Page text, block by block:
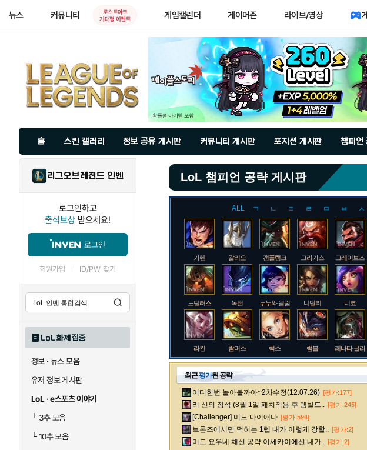
뉴스 커뮤니티
로스트아크
기대평 이벤트
게임캘린더 게이머존 라이브/영상
홈 스킨 갤러리 정보 공유 게시판 커뮤니티 게시판 포지션 게시판 챔피언
리그오브레전드 인벤
로그인하고
출석보상 받으세요!
로그인
회원가입 ID/PW 찾기
LoL 화제 집중
정보 · 뉴스 모음
유저 정보 게시판
LoL · e스포츠 이야기
└3추 모음
└10추 모음
LoL 챔피언 공략 게시판
ALL ㄱ ㄴ ㄷ ㄹ ㅁ ㅂ ㅅ
가렌 갈리오 갱플랭크 그라가스 그레이브즈
노틸러스 녹턴 누누와 윌럼프 니달리 니코
라칸 람머스 럭스 럼블 레나타 글라
로크 루시안 룰루 르블랑 리 신
말자하 말파이트 멜 모데카이저 모르가나
최근평가된 공략
어디한번 놀아볼까아~2차수정(12.07.26) [평가:177]
리 신의 정석 (8월 1일 패치적용 후 템빌드.. [평가:245]
[Challenger] 미드 다이애나 [평가:594]
브론즈에서만 먹히는 1렙 내가 이렇게 강할.. [평가:2]
미드 요우네 채신 공략 이세카이에선 내가.. [평가:2]